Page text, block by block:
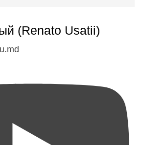
(Renato Usatii)